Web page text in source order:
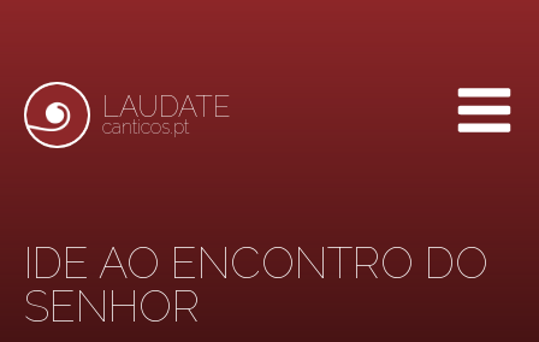
LAUDATE
canticos.pt
IDE AO ENCONTRO DO
SENHOR